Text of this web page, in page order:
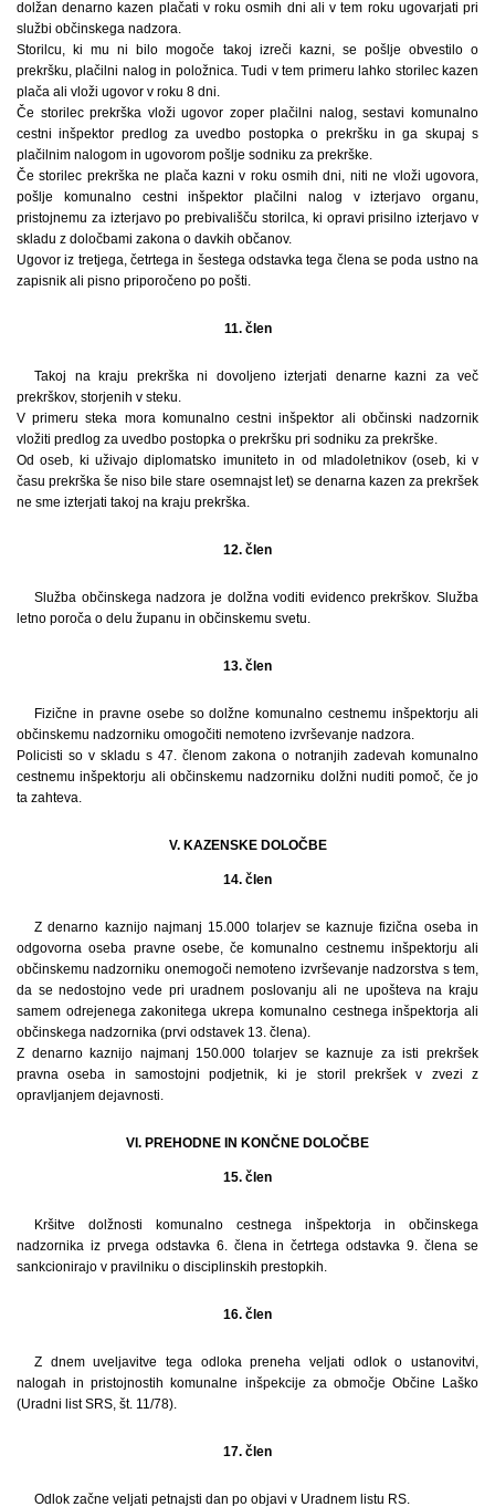
dolžan denarno kazen plačati v roku osmih dni ali v tem roku ugovarjati pri
službi občinskega nadzora.
Storilcu, ki mu ni bilo mogoče takoj izreči kazni, se pošlje obvestilo o
prekršku, plačilni nalog in položnica. Tudi v tem primeru lahko storilec kazen
plača ali vloži ugovor v roku 8 dni.
Če storilec prekrška vloži ugovor zoper plačilni nalog, sestavi komunalno
cestni inšpektor predlog za uvedbo postopka o prekršku in ga skupaj s
plačilnim nalogom in ugovorom pošlje sodniku za prekrške.
Če storilec prekrška ne plača kazni v roku osmih dni, niti ne vloži ugovora,
pošlje komunalno cestni inšpektor plačilni nalog v izterjavo organu,
pristojnemu za izterjavo po prebivališču storilca, ki opravi prisilno izterjavo v
skladu z določbami zakona o davkih občanov.
Ugovor iz tretjega, četrtega in šestega odstavka tega člena se poda ustno na
zapisnik ali pisno priporočeno po pošti.
11. člen
Takoj na kraju prekrška ni dovoljeno izterjati denarne kazni za več
prekrškov, storjenih v steku.
V primeru steka mora komunalno cestni inšpektor ali občinski nadzornik
vložiti predlog za uvedbo postopka o prekršku pri sodniku za prekrške.
Od oseb, ki uživajo diplomatsko imuniteto in od mladoletnikov (oseb, ki v
času prekrška še niso bile stare osemnajst let) se denarna kazen za prekršek
ne sme izterjati takoj na kraju prekrška.
12. člen
Služba občinskega nadzora je dolžna voditi evidenco prekrškov. Služba
letno poroča o delu županu in občinskemu svetu.
13. člen
Fizične in pravne osebe so dolžne komunalno cestnemu inšpektorju ali
občinskemu nadzorniku omogočiti nemoteno izvrševanje nadzora.
Policisti so v skladu s 47. členom zakona o notranjih zadevah komunalno
cestnemu inšpektorju ali občinskemu nadzorniku dolžni nuditi pomoč, če jo
ta zahteva.
V. KAZENSKE DOLOČBE
14. člen
Z denarno kaznijo najmanj 15.000 tolarjev se kaznuje fizična oseba in
odgovorna oseba pravne osebe, če komunalno cestnemu inšpektorju ali
občinskemu nadzorniku onemogoči nemoteno izvrševanje nadzorstva s tem,
da se nedostojno vede pri uradnem poslovanju ali ne upošteva na kraju
samem odrejenega zakonitega ukrepa komunalno cestnega inšpektorja ali
občinskega nadzornika (prvi odstavek 13. člena).
Z denarno kaznijo najmanj 150.000 tolarjev se kaznuje za isti prekršek
pravna oseba in samostojni podjetnik, ki je storil prekršek v zvezi z
opravljanjem dejavnosti.
VI. PREHODNE IN KONČNE DOLOČBE
15. člen
Kršitve dolžnosti komunalno cestnega inšpektorja in občinskega
nadzornika iz prvega odstavka 6. člena in četrtega odstavka 9. člena se
sankcionirajo v pravilniku o disciplinskih prestopkih.
16. člen
Z dnem uveljavitve tega odloka preneha veljati odlok o ustanovitvi,
nalogah in pristojnostih komunalne inšpekcije za območje Občine Laško
(Uradni list SRS, št. 11/78).
17. člen
Odlok začne veljati petnajsti dan po objavi v Uradnem listu RS.